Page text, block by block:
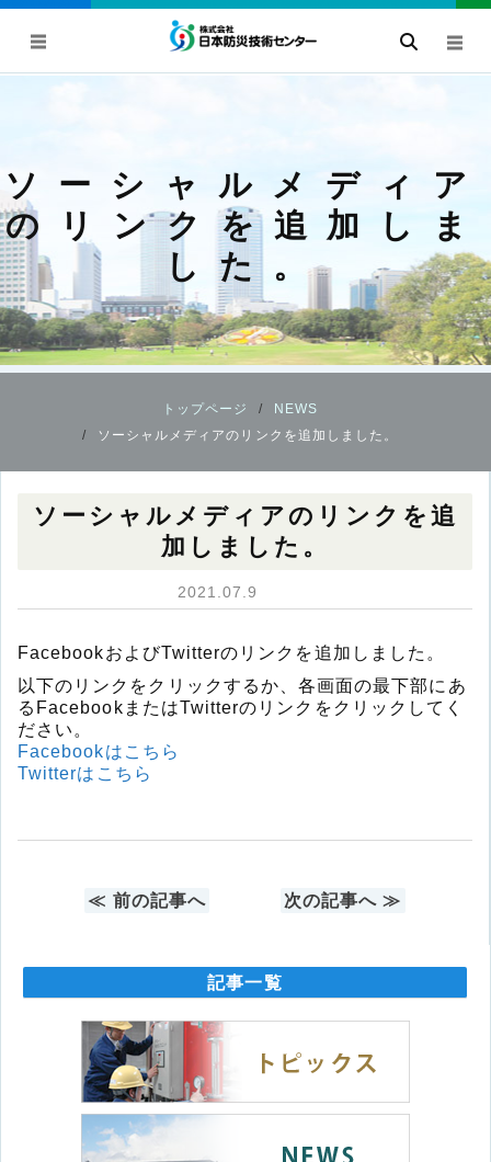
ソーシャルメディア
のリンクを追加しま
した。
トップページ
NEWS
ソーシャルメディアのリンクを追加しました。
ソーシャルメディアのリンクを追
加しました。
2021.07.9
FacebookおよびTwitterのリンクを追加しました。
以下のリンクをクリックするか、各画面の最下部にあ
るFacebookまたはTwitterのリンクをクリックしてく
ださい。
Facebookはこちら
Twitterはこちら
≪ 前の記事へ 次の記事へ ≫
記事一覧